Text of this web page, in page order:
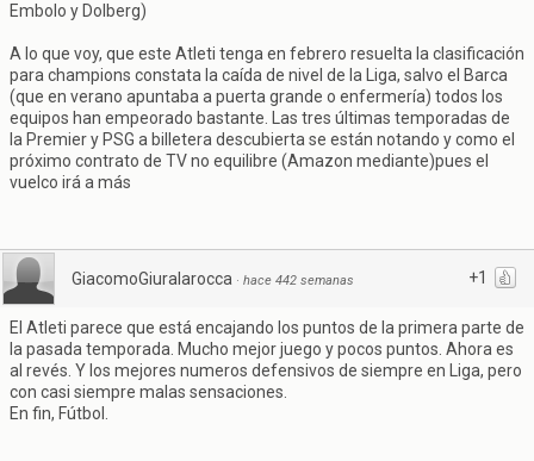
Embolo y Dolberg)
A lo que voy, que este Atleti tenga en febrero resuelta la clasificación
para champions constata la caída de nivel de la Liga, salvo el Barca
(que en verano apuntaba a puerta grande o enfermería) todos los
equipos han empeorado bastante. Las tres últimas temporadas de
la Premier y PSG a billetera descubierta se están notando y como el
próximo contrato de TV no equilibre (Amazon mediante)pues el
vuelco irá a más
+1
GiacomoGiuralarocca · hace 442 semanas
El Atleti parece que está encajando los puntos de la primera parte de
la pasada temporada. Mucho mejor juego y pocos puntos. Ahora es
al revés. Y los mejores numeros defensivos de siempre en Liga, pero
con casi siempre malas sensaciones.
En fin, Fútbol.